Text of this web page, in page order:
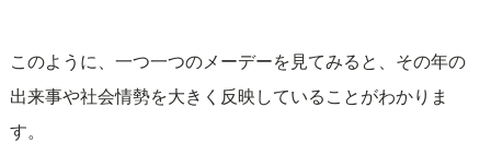
このように、一つ一つのメーデーを見てみると、その年の
出来事や社会情勢を大きく反映していることがわかりま
す。